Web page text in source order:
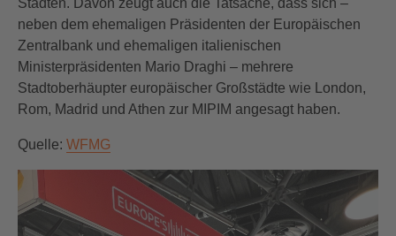
Städten. Davon zeugt auch die Tatsache, dass sich –
neben dem ehemaligen Präsidenten der Europäischen
Zentralbank und ehemaligen italienischen
Ministerpräsidenten Mario Draghi – mehrere
Stadtoberhäupter europäischer Großstädte wie London,
Rom, Madrid und Athen zur MIPIM angesagt haben.
Quelle: WFMG